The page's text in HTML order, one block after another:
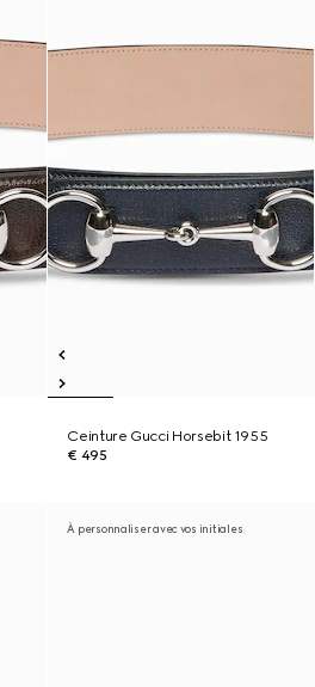
Ceinture Gucci Horsebit 1955
€ 495
À personnaliser avec vos initiales